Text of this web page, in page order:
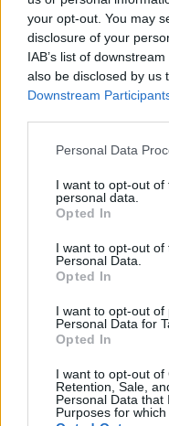
your opt-out. You may
disclosure of your
IAB’s list of
also be disclosed by us
Downstream
Please note that this
not limited to your visit
grant or deny consent
use your data for
consent section.
Personal Data
I want to opt-out
personal data.
Opted In
I want to opt-out of
Personal Data.
Opted In
I want to opt-out of
Personal Data for
Opted In
I want to opt-out of
Retention, Sale,
Personal Data that
Purposes for which
Gordon ügyében, de
jelenleg 20 millió
Eintracht Frankfurt
hogy megválik
januárban neveztek
Leverkusen: A
figyeli a Burnley
Insider)
Kanada:
csapatkapitányának
világbajnokságon. A
szerdai
pályán 1-1-es